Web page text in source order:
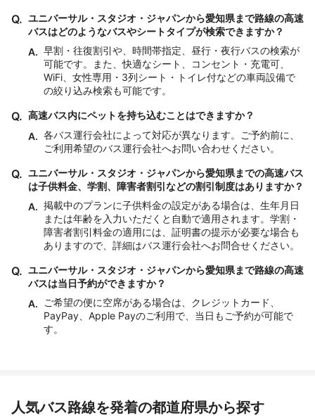
Q. ユニバーサル・スタジオ・ジャパンから愛知県まで路線の高速
バスはどのようなバスやシートタイプが検索できますか？
A. 早割・往復割引や、時間帯指定、昼行・夜行バスの検索が
可能です。また、快適なシート、コンセント・充電可、
WiFi、女性専用・3列シート・トイレ付などの車両設備で
の絞り込み検索も可能です。
Q. 高速バス内にペットを持ち込むことはできますか？
A. 各バス運行会社によって対応が異なります。ご予約前に、
ご利用希望のバス運行会社へお問い合わせください。
Q. ユニバーサル・スタジオ・ジャパンから愛知県までの高速バス
は子供料金、学割、障害者割引などの割引制度はありますか？
A. 掲載中のプランに子供料金の設定がある場合は、生年月日
または年齢を入力いただくと自動で適用されます。学割・
障害者割引料金の適用には、証明書の提示が必要な場合も
ありますので、詳細はバス運行会社へお問合せください。
Q. ユニバーサル・スタジオ・ジャパンから愛知県まで路線の高速
バスは当日予約ができますか？
A.
ご希望の便に空席がある場合は、クレジットカード、
PayPay、Apple Payのご利用で、当日もご予約が可能で
す。
人気バス路線を発着の都道府県から探す